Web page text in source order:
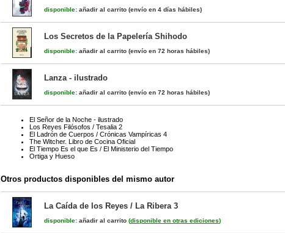
disponible: añadir al carrito (envío en 4 días hábiles)
Los Secretos de la Papelería Shihodo
disponible: añadir al carrito (envío en 72 horas hábiles)
Lanza - ilustrado
disponible: añadir al carrito (envío en 72 horas hábiles)
El Señor de la Noche - ilustrado
Los Reyes Filósofos / Tesalia 2
El Ladrón de Cuerpos / Crónicas Vampíricas 4
The Witcher. Libro de Cocina Oficial
El Tiempo Es el que Es / El Ministerio del Tiempo
Ortiga y Hueso
Otros productos disponibles del mismo autor
La Caída de los Reyes / La Ribera 3
disponible: añadir al carrito (disponible en otras ediciones)